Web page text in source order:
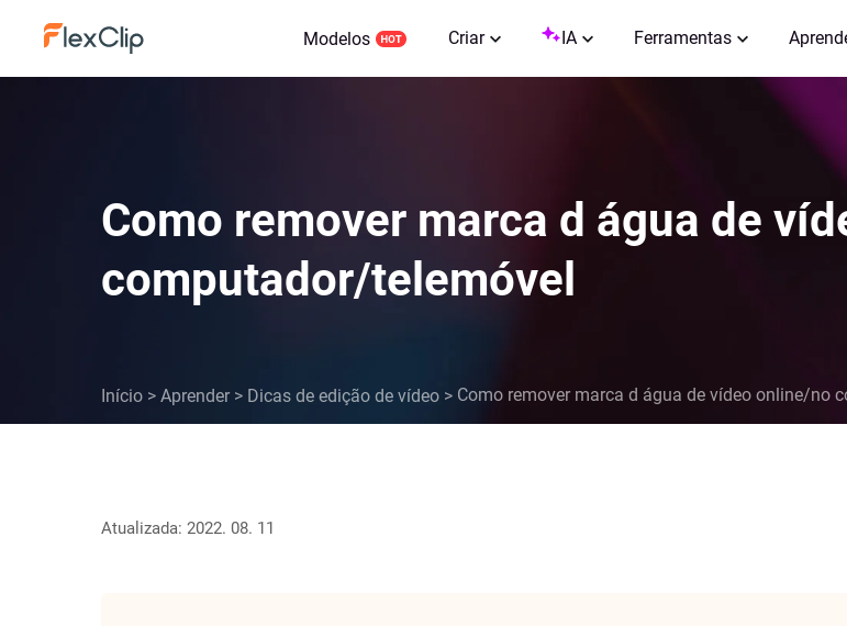
Modelos Criar IA Ferramentas
Como remover marca d água de
computador/telemóvel
Início > Aprender> Dicas de edição de vídeo > Como remover marca d água de vídeo online/no
Atualizada: 2022. 08. 11